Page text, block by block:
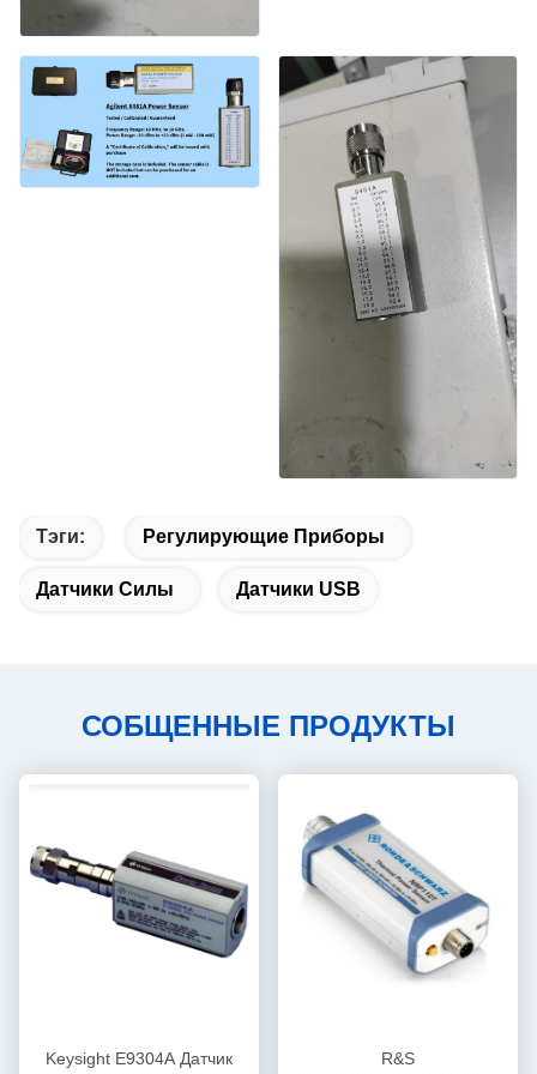
Тэги: Регулирующие Приборы
Датчики Силы Датчики USB
СОБЩЕННЫЕ ПРОДУКТЫ
Keysight E9304A Датчик
R&S